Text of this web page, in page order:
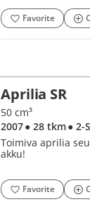
Favorite
Aprilia SR
50 cm³
2007● 28 tkm● 2-
Toimiva aprilia
akku!
Favorite